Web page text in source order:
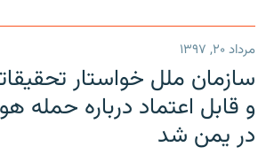
مرداد ۲۰, ۱۳۹۷
سازمان ملل خواستار
و قابل اعتماد درباره حمله
در یمن شد